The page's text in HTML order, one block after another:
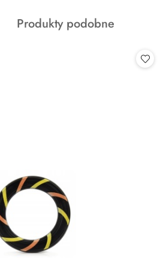
Produkty
Produkty podobne